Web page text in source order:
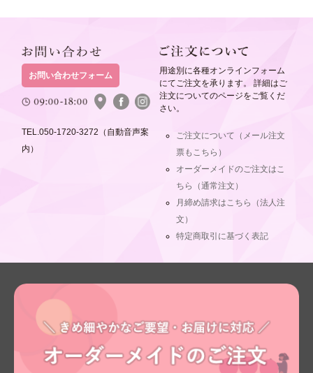
お問い合わせフォーム
TEL.050-1720-3272（自動音声案
内）
用途別に各種オンラインフォーム
にてご注文を承ります。 詳細はご
注文についてのページをご覧くだ
さい。
ご注文について（メール注文
票もこちら）
オーダーメイドのご注文はこ
ちら（通常注文）
月締め請求はこちら（法人注
文）
特定商取引に基づく表記